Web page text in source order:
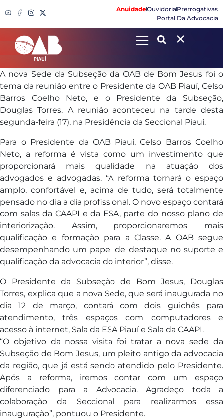
AnuidadeOuvidoriaPrerrogativas
Portal Da Advocacia
Search
A nova Sede da Subseção da OAB de Bom Jesus foi o
tema da reunião entre o Presidente da OAB Piauí, Celso
Barros Coelho Neto, e o Presidente da Subseção,
Douglas Torres. A reunião aconteceu na tarde desta
segunda-feira (17), na Presidência da Seccional Piauí.
Para o Presidente da OAB Piauí, Celso Barros Coelho
Neto, a reforma é vista como um investimento que
proporcionará mais qualidade na atuação dos
advogados e advogadas. “A reforma tornará o espaço
amplo, confortável e, acima de tudo, será totalmente
pensado no dia a dia profissional. O novo espaço contará
com salas da CAAPI e da ESA, parte do nosso plano de
interiorização. Assim, proporcionaremos mais
qualificação e formação para a Classe. A OAB segue
desempenhando um papel de destaque no suporte e
qualificação da advocacia do interior”, disse.
O Presidente da Subseção de Bom Jesus, Douglas
Torres, explica que a nova Sede, que será inaugurada no
dia 12 de março, contará com dois guichês para
atendimento, três espaços com computadores e
acesso à internet, Sala da ESA Piauí e Sala da CAAPI.
“O objetivo da nossa visita foi tratar a nova sede da
Subseção de Bom Jesus, um pleito antigo da advocacia
da região, que já está sendo atendido pelo Presidente.
Após a reforma, iremos contar com um espaço
diferenciado para a Advocacia. Agradeço toda a
colaboração da Seccional para realizarmos essa
inauguração”, pontuou o Presidente.